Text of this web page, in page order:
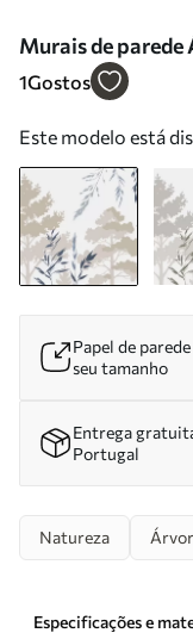
Murais de parede
1Gostos
Este modelo está
Papel de
seu tamanho
Entrega
Portugal
Natureza
Especificações e